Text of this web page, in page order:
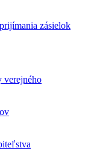
zásielok
verejného